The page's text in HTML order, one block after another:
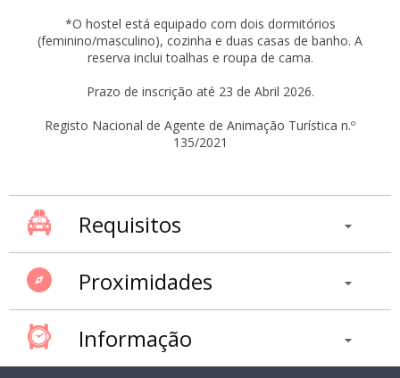
*O hostel está equipado com dois dormitórios
(feminino/masculino), cozinha e duas casas de banho. A
reserva inclui toalhas e roupa de cama.
Prazo de inscrição até 23 de Abril 2026.
Registo Nacional de Agente de Animação Turística n.º
135/2021
Requisitos
Proximidades
Informação